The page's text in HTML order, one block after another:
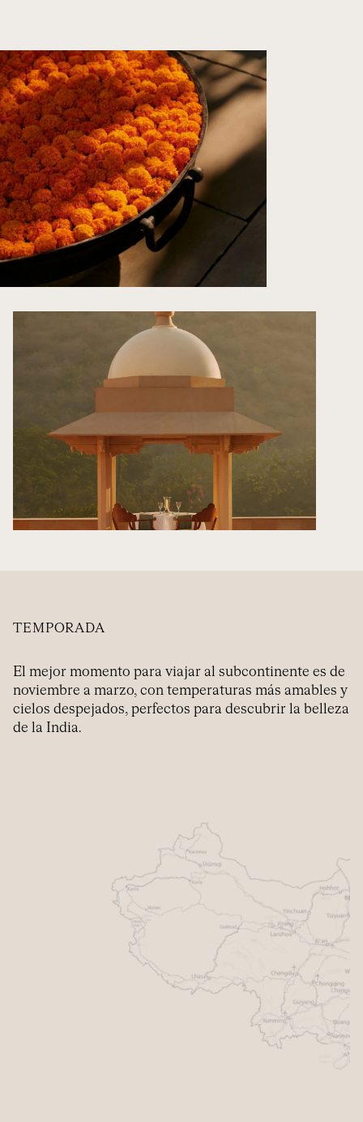
TEMPORADA
El mejor momento para viajar al subcontinente es de
noviembre a marzo, con temperaturas más amables y
cielos despejados, perfectos para descubrir la belleza
de la India.